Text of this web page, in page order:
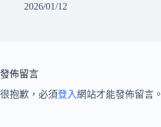
2026/01/12
發佈留言
很抱歉，必須登入網站才能發佈留言。